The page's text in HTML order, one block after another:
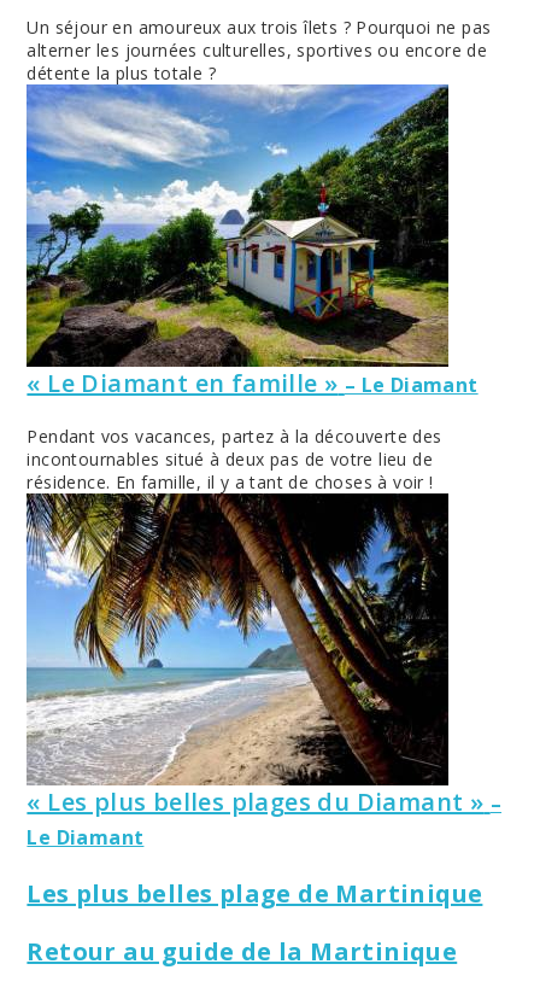
Un séjour en amoureux aux trois îlets ? Pourquoi ne pas
alterner les journées culturelles, sportives ou encore de
détente la plus totale ?
« Le Diamant en famille » – Le Diamant
Pendant vos vacances, partez à la découverte des
incontournables situé à deux pas de votre lieu de
résidence. En famille, il y a tant de choses à voir !
« Les plus belles plages du Diamant » –
Le Diamant
Les plus belles plage de Martinique
Retour au guide de la Martinique